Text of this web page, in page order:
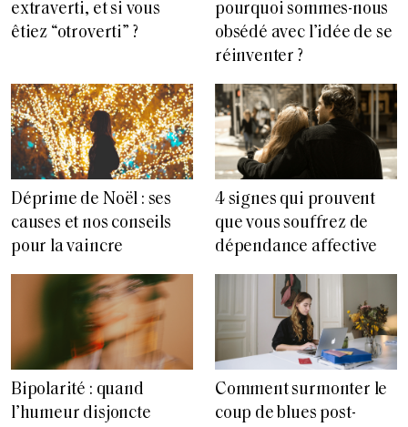
extraverti, et si vous
êtiez “otroverti” ?
pourquoi sommes-nous
obsédé avec l’idée de se
réinventer ?
Déprime de Noël : ses
causes et nos conseils
pour la vaincre
4 signes qui prouvent
que vous souffrez de
dépendance affective
Bipolarité : quand
l’humeur disjoncte
Comment surmonter le
coup de blues post-